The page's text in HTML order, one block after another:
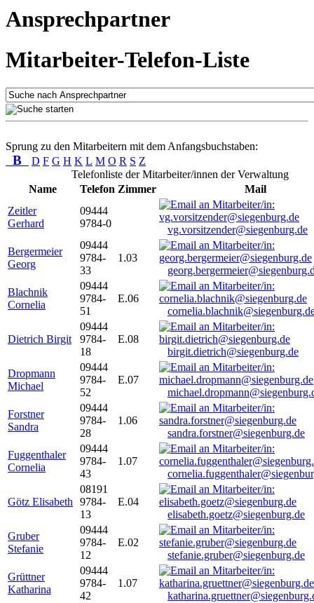
Ansprechpartner
Mitarbeiter-Telefon-Liste
Sprung zu den Mitarbeitern mit dem Anfangsbuchstaben:
B D F G H K L M O R S Z
Telefonliste der Mitarbeiter/innen der Verwaltung
Name
Telefon Zimmer
Mail
Zeitler
Gerhard
09444
9784-0
vg.vorsitzender@siegenburg.de
Bergermeier
Georg
09444
9784-
33
1.03
Blachnik
Cornelia
09444
9784-
51
E.06
Dietrich Birgit
09444
9784-
18
E.08
birgit.dietrich@siegenburg.de
Dropmann
Michael
09444
9784-
52
E.07
Forstner
Sandra
09444
9784-
28
1.06
sandra.forstner@siegenburg.de
Fuggenthaler
Cornelia
09444
9784-
43
1.07
Götz Elisabeth
08191
9784-
13
E.04
elisabeth.goetz@siegenburg.de
Gruber
Stefanie
09444
9784-
12
E.02
stefanie.gruber@siegenburg.de
Grüttner
Katharina
09444
9784-
42
1.07